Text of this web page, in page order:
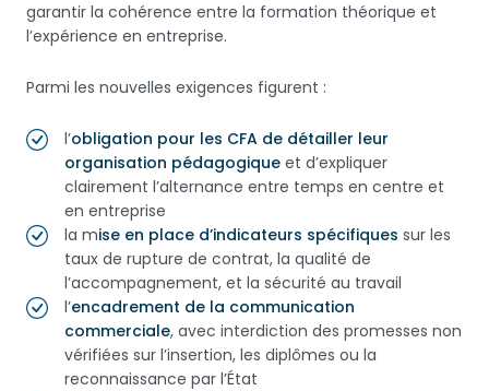
garantir la cohérence entre la formation théorique et
l’expérience en entreprise.
Parmi les nouvelles exigences figurent :
l’obligation pour les CFA de détailler leur
organisation pédagogique et d’expliquer
clairement l’alternance entre temps en centre et
en entreprise
la mise en place d’indicateurs spécifiques sur les
taux de rupture de contrat, la qualité de
l’accompagnement, et la sécurité au travail
l’encadrement de la communication
commerciale, avec interdiction des promesses non
vérifiées sur l’insertion, les diplômes ou la
reconnaissance par l’État